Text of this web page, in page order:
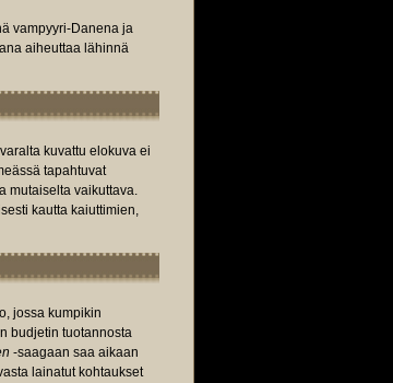
vampyyri-Danena ja
aiheuttaa lähinnä
kuvattu elokuva ei
tapahtuvat
mutaiselta vaikuttava.
kautta kaiuttimien,
jossa kumpikin
budjetin tuotannosta
-saagaan saa aikaan
lainatut kohtaukset